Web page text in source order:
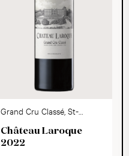
Grand Cru Classé, St-
Emilion AOC
Château Laroque
2022